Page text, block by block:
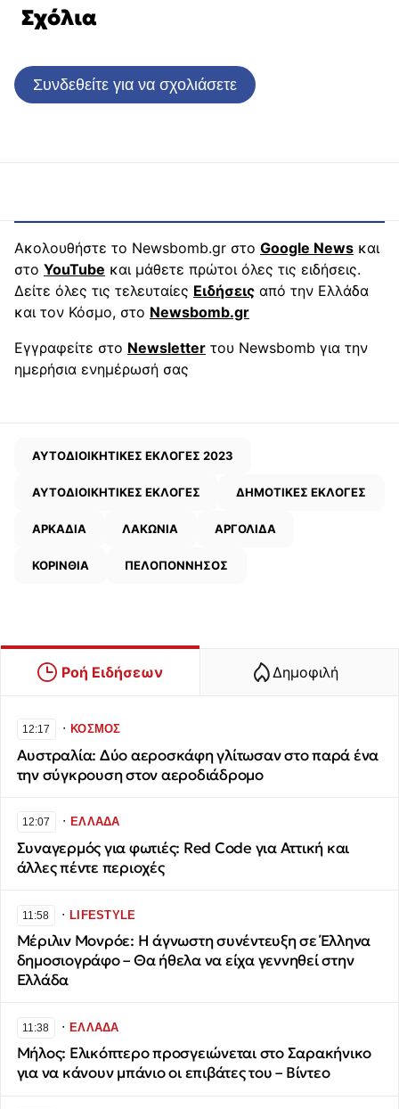
Σχόλια
Συνδεθείτε για να σχολιάσετε
Ακολουθήστε το Newsbomb.gr στο Google News και
στο YouTube και μάθετε πρώτοι όλες τις ειδήσεις.
Δείτε όλες τις τελευταίες Ειδήσεις από την Ελλάδα
και τον Κόσμο, στο Newsbomb.gr
Εγγραφείτε στο Newsletter του Newsbomb για την
ημερήσια ενημέρωσή σας
ΑΥΤΟΔΙΟΙΚΗΤΙΚΕΣ ΕΚΛΟΓΕΣ 2023
ΑΥΤΟΔΙΟΙΚΗΤΙΚΕΣ ΕΚΛΟΓΕΣ ΔΗΜΟΤΙΚΕΣ ΕΚΛΟΓΕΣ
ΑΡΚΑΔΙΑ ΛΑΚΩΝΙΑ ΑΡΓΟΛΙΔΑ
ΚΟΡΙΝΘΙΑ ΠΕΛΟΠΟΝΝΗΣΟΣ
Ροή Ειδήσεων Δημοφιλή
12:17 ∙ΚΟΣΜΟΣ
Αυστραλία: Δύο αεροσκάφη γλίτωσαν στο παρά ένα
την σύγκρουση στον αεροδιάδρομο
12:07 ∙ΕΛΛΑΔΑ
Συναγερμός για φωτιές: Red Code για Αττική και
άλλες πέντε περιοχές
11:58 ∙LIFESTYLE
Μέριλιν Μονρόε: Η άγνωστη συνέντευξη σε Έλληνα
δημοσιογράφο – Θα ήθελα να είχα γεννηθεί στην
Ελλάδα
11:38 ∙ΕΛΛΑΔΑ
Μήλος: Ελικόπτερο προσγειώνεται στο Σαρακήνικο
για να κάνουν μπάνιο οι επιβάτες του – Βίντεο